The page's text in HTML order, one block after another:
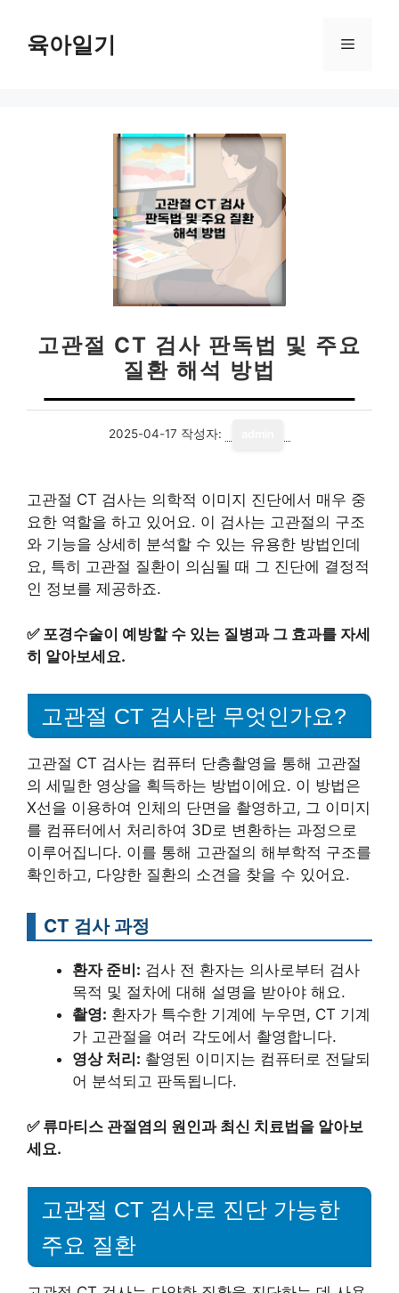
육아일기 메
고관절 CT 검사 판독법 및 주요
질환 해석 방법
2025-04-17 작성자:
고관절 CT 검사는 의학적 이미지 진단에서 매우 중
요한 역할을 하고 있어요. 이 검사는 고관절의 구조
와 기능을 상세히 분석할 수 있는 유용한 방법인데
요, 특히 고관절 질환이 의심될 때 그 진단에 결정적
인 정보를 제공하죠.
✅ 포경수술이 예방할 수 있는 질병과 그 효과를 자세
히 알아보세요.
고관절 CT 검사란 무엇인가요?
고관절 CT 검사는 컴퓨터 단층촬영을 통해 고관절
의 세밀한 영상을 획득하는 방법이에요. 이 방법은
X선을 이용하여 인체의 단면을 촬영하고, 그 이미지
를 컴퓨터에서 처리하여 3D로 변환하는 과정으로
이루어집니다. 이를 통해 고관절의 해부학적 구조를
확인하고, 다양한 질환의 소견을 찾을 수 있어요.
CT 검사 과정
환자 준비: 검사 전 환자는 의사로부터 검사
목적 및 절차에 대해 설명을 받아야 해요.
촬영: 환자가 특수한 기계에 누우면, CT 기계
가 고관절을 여러 각도에서 촬영합니다.
영상 처리: 촬영된 이미지는 컴퓨터로 전달되
어 분석되고 판독됩니다.
✅ 류마티스 관절염의 원인과 최신 치료법을 알아보
세요.
고관절 CT 검사로 진단 가능한
주요 질환